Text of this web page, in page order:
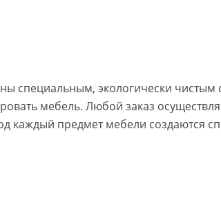
специальным, экологически чистым
мебель. Любой заказ
каждый предмет мебели создаются